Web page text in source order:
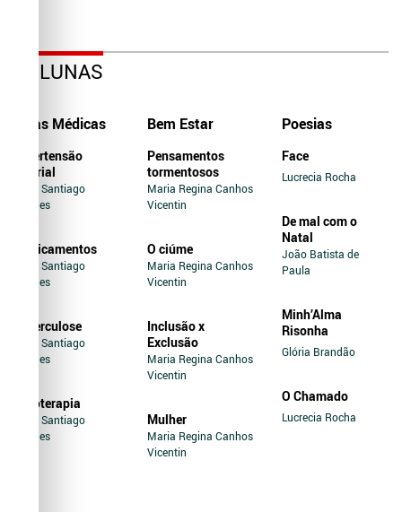
COLUNAS
Dicas Médicas
Hipertensão
Arterial
Jairo Santiago
Novaes
Medicamentos
Jairo Santiago
Novaes
Tuberculose
Jairo Santiago
Novaes
Soroterapia
Jairo Santiago
Novaes
Bem Estar
Pensamentos
tormentosos
Maria Regina Canhos
Vicentin
O ciúme
Maria Regina Canhos
Vicentin
Inclusão x
Exclusão
Maria Regina Canhos
Vicentin
Mulher
Maria Regina Canhos
Vicentin
Poesias
Face
Lucrecia Rocha
De mal com o
Natal
João Batista de
Paula
Minh’Alma
Risonha
Glória Brandão
O Chamado
Lucrecia Rocha